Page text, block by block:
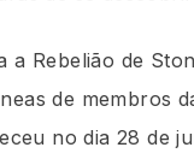
a Rebelião de
de membros
no dia 28 de